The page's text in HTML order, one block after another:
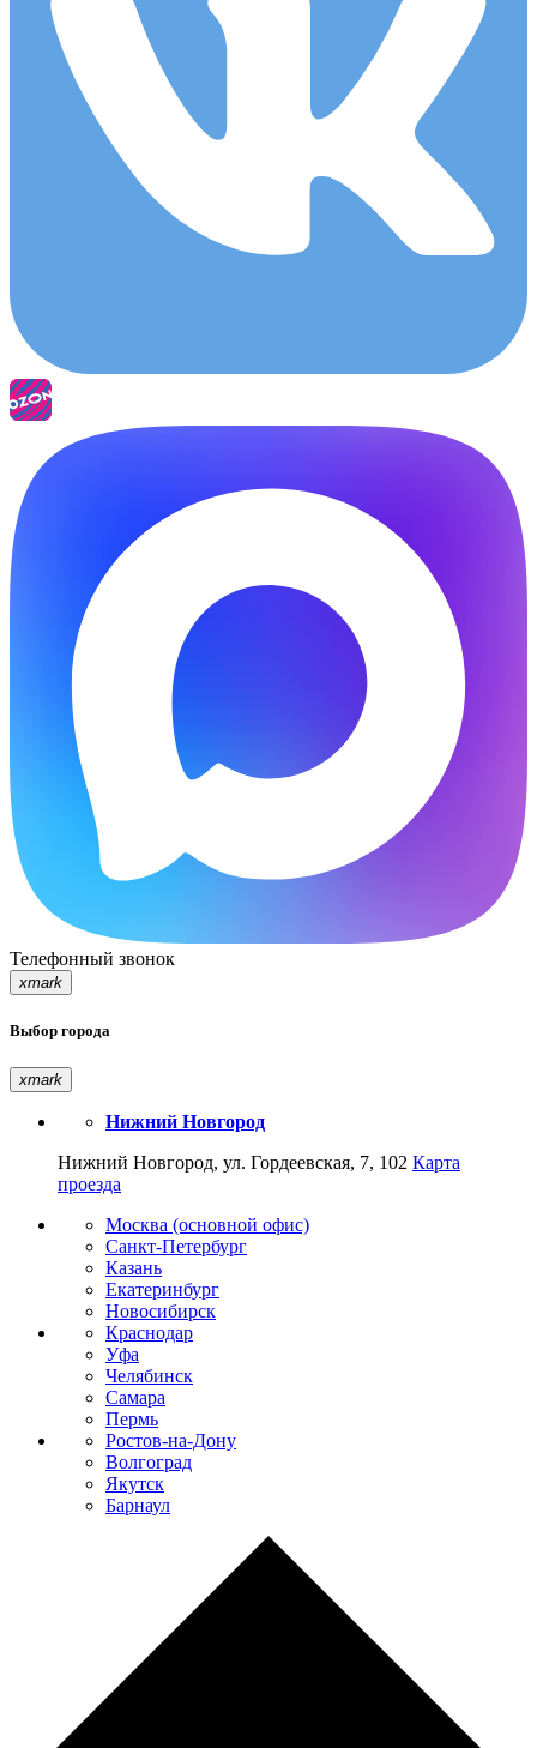
Телефонный звонок
xmark
Выбор города
xmark
Нижний Новгород
Нижний Новгород, ул. Гордеевская, 7, 102 Карта
проезда
Москва (основной офис)
Санкт-Петербург
Казань
Екатеринбург
Новосибирск
Краснодар
Уфа
Челябинск
Самара
Пермь
Ростов-на-Дону
Волгоград
Якутск
Барнаул